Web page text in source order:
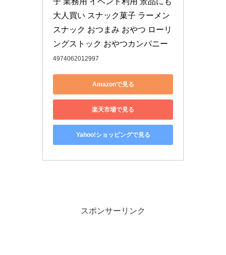
大人買い スナック菓子 ラーメン
スナック おつまみ おやつ ローリ
ングストック おやつカンパニー
4974062012997
Amazonで見る
楽天市場で見る
Yahoo!ショッピングで見る
スポンサーリンク